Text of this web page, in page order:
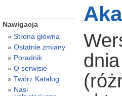
Nawigacja
Strona główna
Ostatnie zmiany
Poradnik
O serwisie
Twórz Katalog
Nasi